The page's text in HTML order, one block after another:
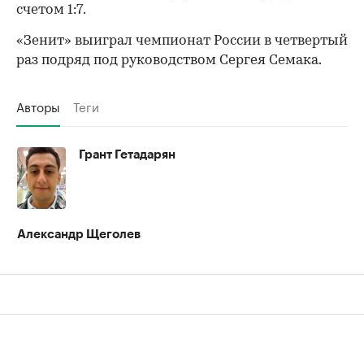
счетом 1:7.
«Зенит» выиграл чемпионат России в четвертый
раз подряд под руководством Сергея Семака.
Авторы Теги
Грант Гетадарян
Александр Щеголев